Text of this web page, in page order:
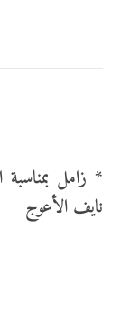
* زامل بمناسبة
نايف الأعوج